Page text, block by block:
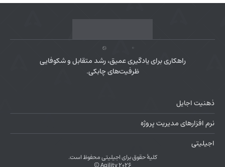
راهکاری برای یادگیری عمیق، رشد متقابل و شکوفایی
ظرفیت‌های چابکی.
ذهنیت اجایل
نرم افزارهای مدیریت پروژه
اجیلیتی
کلیۀ حقوق برای اجیلیتی محفوظ است.